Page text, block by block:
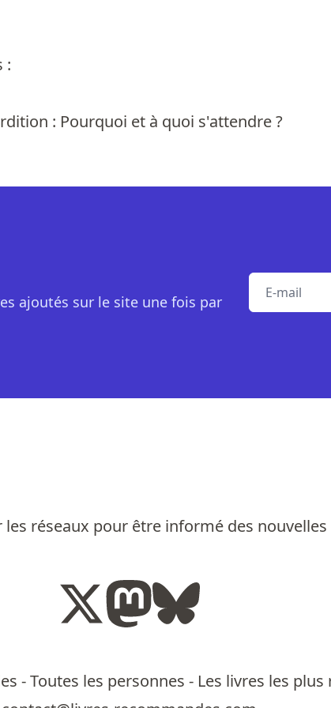
:
: Pourquoi et à quoi s'attendre ?
ajoutés sur le site une fois par
E-mail
les réseaux pour être informé des
-Toutes les personnes - Les livres les